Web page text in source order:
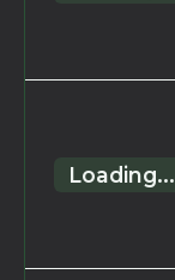
Loading...